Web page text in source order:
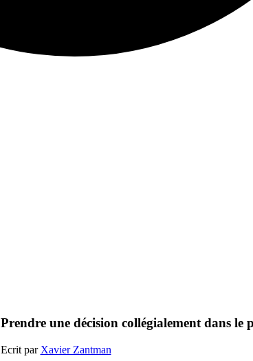
Prendre une décision collégialement dans le
Ecrit par Xavier Zantman